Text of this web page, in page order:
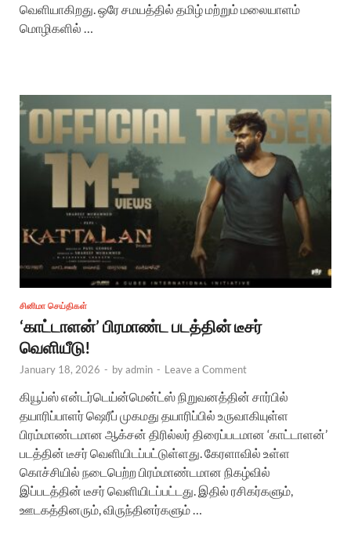
வெளியாகிறது. ஒரே சமயத்தில் தமிழ் மற்றும் மலையாளம்
மொழிகளில் …
சினிமா செய்திகள்
‘காட்டாளன்’ பிரமாண்ட படத்தின் டீசர்
வெளியீடு!
January 18, 2026 - byadmin - Leave a Comment
கியூப்ஸ் என்டர்டெய்ன்மென்ட்ஸ் நிறுவனத்தின் சார்பில்
தயாரிப்பாளர் ஷெரீப் முகமது தயாரிப்பில் உருவாகியுள்ள
பிரம்மாண்டமான ஆக்சன் திரில்லர் திரைப்படமான ‘காட்டாளன்’
படத்தின் டீசர் வெளியிடப்பட்டுள்ளது. கேரளாவில் உள்ள
கொச்சியில் நடைபெற்ற பிரம்மாண்டமான நிகழ்வில்
இப்படத்தின் டீசர் வெளியிடப்பட்டது. இதில் ரசிகர்களும்,
ஊடகத்தினரும், விருந்தினர்களும் …